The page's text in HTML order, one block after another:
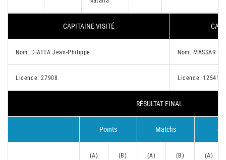
CAPITAINE VISITÉ
Nom: DIATTA Jean-Philippe Nom: MASSAR
Licence: 27908 Licence: 12541
RÉSULTAT FINAL
Points Matchs
(A) (B) (A) (B) (A)